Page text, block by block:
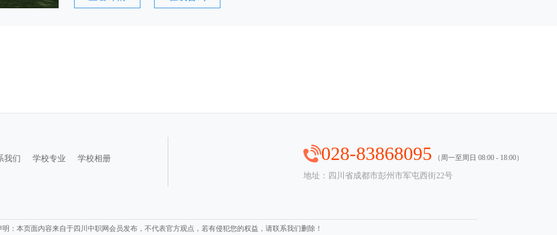
我们 学校专业
学校相册
028-83868095 （周一至周日 08:00 - 18:00）
地址：四川省成都市彭州市军屯西街22号
明：本页面内容来自于四川中职网会员发布，不代表官方观点，若有侵犯您的权益，请联系我们删除！